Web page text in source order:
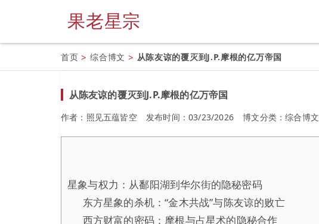
果老星宗
首页 > 综合博文 > 从陈友谅的覆灭到J.P.摩根的亿万帝国
从陈友谅的覆灭到J.P.摩根的亿万帝国
作者：照见五蕴皆空 发布时间：03/23/2026 博文分类：综合博文
星象与权力：从鄱阳湖到华尔街的隐秘密码
东方星象的杀机：“金木共战”与陈友谅的败亡
西方财富的密码：摩根与占星术的隐秘合作